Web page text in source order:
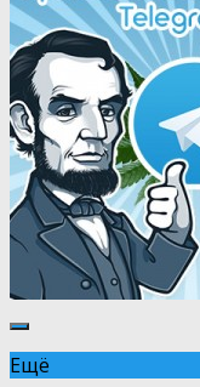
Ещё